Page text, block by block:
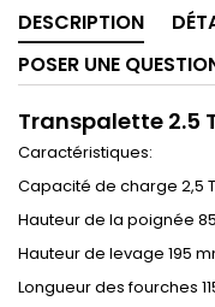
DESCRIPTION
POSER UNE
Transpalette 2.5 T
Caractéristiques:
Capacité de charge 2,5 T
Hauteur de la poignée
Hauteur de levage 195
Longueur des fourches